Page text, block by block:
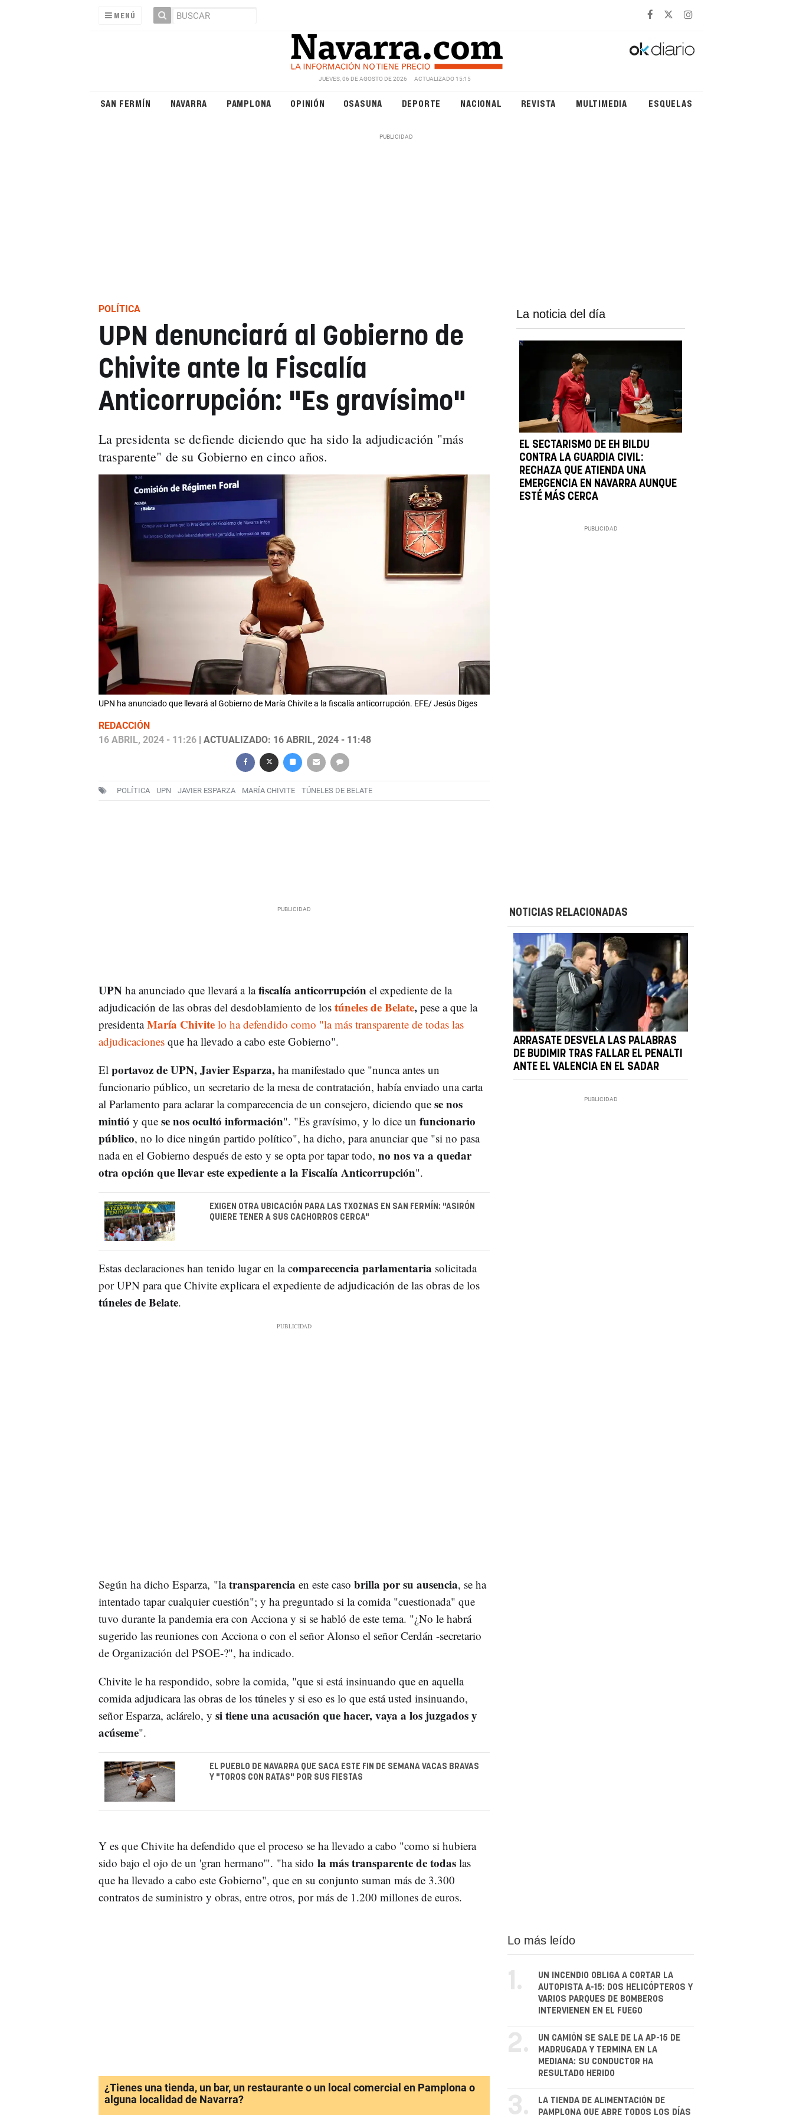
MENÚ
JUEVES, 06 DE AGOSTO DE 2026 ACTUALIZADO 15:15
SAN FERMÍN NAVARRA PAMPLONA OPINIÓN OSASUNA DEPORTE NACIONAL REVISTA MULTIMEDIA ESQUELAS
POLÍTICA
UPN denunciará al Gobierno de
Chivite ante la Fiscalía
Anticorrupción: "Es gravísimo"
La presidenta se defiende diciendo que ha sido la adjudicación "más
trasparente" de su Gobierno en cinco años.
UPN ha anunciado que llevará al Gobierno de María Chivite a la fiscalía anticorrupción. EFE/ Jesús Diges
REDACCIÓN
16 ABRIL, 2024 - 11:26| ACTUALIZADO: 16 ABRIL, 2024 - 11:48
POLÍTICA UPN JAVIER ESPARZA MARÍA CHIVITE TÚNELES DE BELATE
La noticia del día
EL SECTARISMO DE EH BILDU
CONTRA LA GUARDIA CIVIL:
RECHAZA QUE ATIENDA UNA
EMERGENCIA EN NAVARRA AUNQUE
ESTÉ MÁS CERCA
UPN ha anunciado que llevará a lafiscalía anticorrupción el expediente de la
adjudicación de las obras del desdoblamiento de los túneles de Belate,pese a que la
presidenta María Chivitelo ha defendido como "la más transparente de todas las
adjudicacionesque ha llevado a cabo este Gobierno".
Elportavoz de UPN, Javier Esparza,ha manifestado que "nunca antes un
funcionario público, un secretario de la mesa de contratación, había enviado una carta
al Parlamento para aclarar la comparecencia de un consejero, diciendo que se nos
mintió y que se nos ocultó información". "Es gravísimo, y lo dice un funcionario
público, no lo dice ningún partido político", ha dicho, para anunciar que "si no pasa
nada en el Gobierno después de esto y se opta por tapar todo, no nos va a quedar
otra opción que llevar este expediente a la Fiscalía Anticorrupción".
EXIGEN OTRA UBICACIÓN PARA LAS TXOZNAS EN SAN FERMÍN: "ASIRÓN
QUIERE TENER A SUS CACHORROS CERCA"
Estas declaraciones han tenido lugar en la comparecencia parlamentaria solicitada
por UPN para que Chivite explicara el expediente de adjudicación de las obras de los
túneles de Belate.
Según ha dicho Esparza, "latransparencia en este caso brilla por su ausencia, se ha
intentado tapar cualquier cuestión"; y ha preguntado si la comida "cuestionada" que
tuvo durante la pandemia era con Acciona y si se habló de este tema. "¿No le habrá
sugerido las reuniones con Acciona o con el señor Alonso el señor Cerdán -secretario
de Organización del PSOE-?", ha indicado.
Chivite le ha respondido, sobre la comida, "que si está insinuando que en aquella
comida adjudicara las obras de los túneles y si eso es lo que está usted insinuando,
señor Esparza, aclárelo, y si tiene una acusación que hacer, vaya a los juzgados y
acúseme".
EL PUEBLO DE NAVARRA QUE SACA ESTE FIN DE SEMANA VACAS BRAVAS
Y "TOROS CON RATAS" POR SUS FIESTAS
Y es que Chivite ha defendido que el proceso se ha llevado a cabo "como si hubiera
sido bajo el ojo de un 'gran hermano'". "ha sido la más transparente de todaslas
que ha llevado a cabo este Gobierno", que en su conjunto suman más de 3.300
contratos de suministro y obras, entre otros, por más de 1.200 millones de euros.
NOTICIAS RELACIONADAS
ARRASATE DESVELA LAS PALABRAS
DE BUDIMIR TRAS FALLAR EL PENALTI
ANTE EL VALENCIA EN EL SADAR
¿Tienes una tienda, un bar, un restaurante o un local comercial en Pamplona o
alguna localidad de Navarra?
Lo más leído
1.
UN INCENDIO OBLIGA A CORTAR LA
AUTOPISTA A-15: DOS HELICÓPTEROS Y
VARIOS PARQUES DE BOMBEROS
INTERVIENEN EN EL FUEGO
2.
UN CAMIÓN SE SALE DE LA AP-15 DE
MADRUGADA Y TERMINA EN LA
MEDIANA: SU CONDUCTOR HA
RESULTADO HERIDO
3.
LA TIENDA DE ALIMENTACIÓN DE
PAMPLONA QUE ABRE TODOS LOS DÍAS